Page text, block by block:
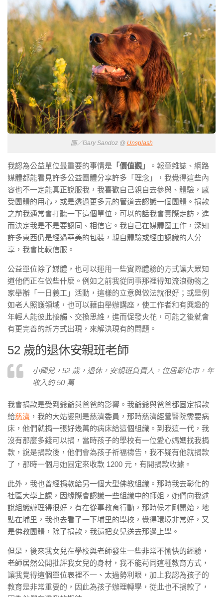
圖／Gary Sandoz @ Unsplash
我認為公益單位最重要的事情是 「價值觀」
。報章雜誌、網路
媒體都能看見許多公益團體分享許多「理念」，我覺得這些內
容也不一定能真正說服我，我喜歡自己親自去參與、體驗，感
受團體的用心，或是透過更多元的管道去認識一個團體。捐款
之前我通常會打聽一下這個單位，可以的話我會實際走訪，進
而決定我是不是要認同、相信它。我自己在媒體圈工作，深知
許多東西仍是經過華美的包裝，親自體驗或經由認識的人分
享，我會比較信服。
公益單位除了媒體，也可以運用一些實際體驗的方式讓大眾知
道他們正在做些什麼。例如之前我從同事那裡得知流浪動物之
家舉辦「一日義工」活動，這樣的立意與做法就很好；或是例
如老人照護領域，也可以藉由舉辦講座，使工作者和有興趣的
年輕人能彼此接觸、交換思維，進而促發火花，可能之後就會
有更完善的新方式出現，來解決現有的問題。
52 歲的退休安親班老師
小卿兒，52 歲，退休，安親班負責人，位居彰化市，年
收入約 50 萬
我會捐款是受到爺爺與爸爸的影響。我爺爺與爸爸都固定捐款
給慈濟 ，我的大姑婆則是慈濟委員，那時慈濟經營醫院需要病
床，他們就捐一張好幾萬的病床給這個組織。到我這一代，我
沒有那麼多錢可以捐，當時孩子的學校有一位愛心媽媽找我捐
款，說是捐款後，他們會為孩子祈福禱告，我不疑有他就捐款
了，那時一個月她固定來收款 1200 元，有開捐款收據。
此外，我也曾經捐款給另一個大型佛教組織 。那時我去彰化的
社區大學上課，因緣際會認識一些組織中的師姐，她們向我述
說組織辦理得很好，有在從事教育行動，那時候才剛開始，地
點在埔里，我也去看了一下埔里的學校，覺得環境非常好，又
是佛教團體，除了捐款，我還把女兒送去那邊上學。
但是，後來我女兒在學校與老師發生一些非常不愉快的經驗，
老師居然公開批評我女兒的身材，我不能苟同這種教育方式，
讓我覺得這個單位表裡不一、太過勢利眼，加上我認為孩子的
教育是非常重要的，因此為孩子辦理轉學，從此也不捐款了，